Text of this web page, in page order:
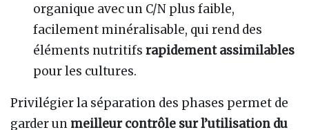
organique avec un C/N plus faible,
facilement minéralisable, qui rend des
éléments nutritifsrapidement assimilables
pour les cultures.
‍Privilégier la séparation des phases permet de
garder un meilleur contrôle sur l’utilisation du